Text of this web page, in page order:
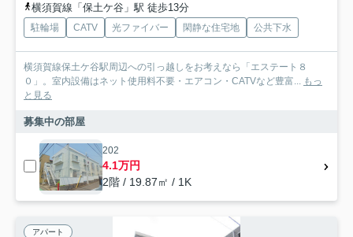
横須賀線「保土ケ谷」駅 徒歩13分
駐輪場 CATV 光ファイバー 閑静な住宅地 公共下水
横須賀線保土ケ谷駅周辺への引っ越しをお考えなら「エステート８
０」。室内設備はネット使用料不要・エアコン・CATVなど豊富...
もっ
と見る
募集中の部屋
202
4.1万円
2階 / 19.87㎡ / 1K
アパート